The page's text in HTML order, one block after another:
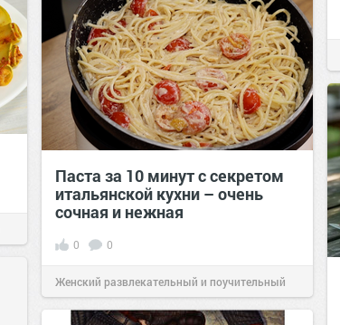
Паста за 10 минут с секретом
итальянской кухни – очень
сочная и нежная
0 0
Женский развлекательный и поучительный
сайт.23:40Вчера